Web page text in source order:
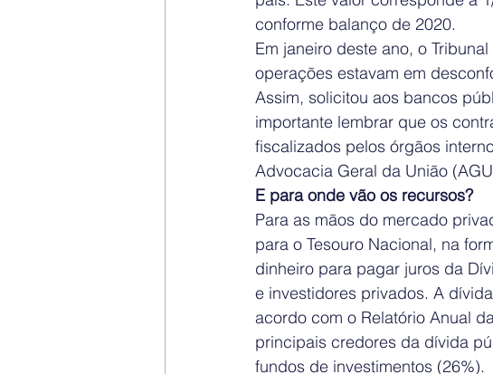
conforme balanço de 2020.
Em janeiro deste ano, o
operações estavam em
Assim, solicitou aos bancos
importante lembrar que os
fiscalizados pelos órgãos
Advocacia Geral da União
E para onde vão os recursos?
Para as mãos do mercado
para o Tesouro Nacional, na
dinheiro para pagar juros da
e investidores privados. A
acordo com o Relatório Anual
principais credores da dívida
fundos de investimentos (26%).